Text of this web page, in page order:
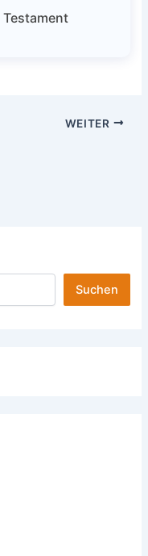
WEITER
Suchen